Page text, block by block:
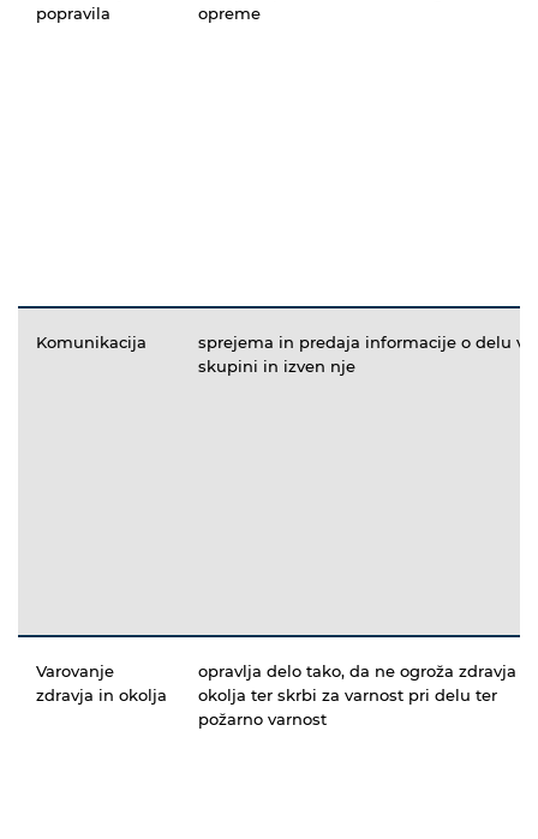
popravila
opreme
Komunikacija
sprejema in predaja informacije o delu v
skupini in izven nje
Varovanje
zdravja in okolja
opravlja delo tako, da ne ogroža zdravja in
okolja ter skrbi za varnost pri delu ter
požarno varnost